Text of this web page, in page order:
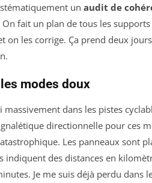
un audit de
fait un plan de tous les
on les corrige. Ça prend deux
modes doux
massivement dans les pistes
directionnelle pour ces
Les panneaux sont
indiquent des distances en
Je me suis déjà perdu dans